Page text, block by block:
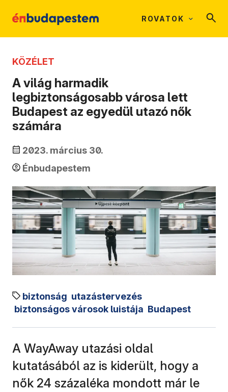
ROVATOK
KÖZÉLET
A világ harmadik
legbiztonságosabb városa lett
Budapest az egyedül utazó nők
számára
2023. március 30.
Énbudapestem
biztonság utazástervezés
biztonságos városok luistája Budapest
A WayAway utazási oldal
kutatásából az is kiderült, hogy a
nők 24 százaléka mondott már le